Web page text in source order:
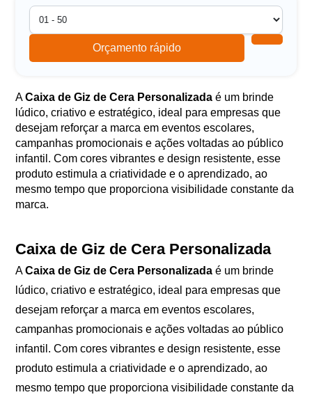
Orçamento rápido
ACaixa de Giz de Cera Personalizada é um brinde
lúdico, criativo e estratégico, ideal para empresas que
desejam reforçar a marca em eventos escolares,
campanhas promocionais e ações voltadas ao público
infantil. Com cores vibrantes e design resistente, esse
produto estimula a criatividade e o aprendizado, ao
mesmo tempo que proporciona visibilidade constante da
marca.
Caixa de Giz de Cera Personalizada
ACaixa de Giz de Cera Personalizada é um brinde
lúdico, criativo e estratégico, ideal para empresas que
desejam reforçar a marca em eventos escolares,
campanhas promocionais e ações voltadas ao público
infantil. Com cores vibrantes e design resistente, esse
produto estimula a criatividade e o aprendizado, ao
mesmo tempo que proporciona visibilidade constante da